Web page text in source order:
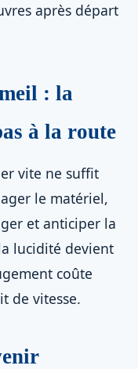
après départ
: la
à la route
vite ne suffit
le matériel,
et anticiper la
lucidité devient
coûte
de vitesse.